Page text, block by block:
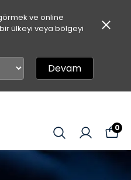
ve online
ülkeyi veya bölgeyi
Devam
0